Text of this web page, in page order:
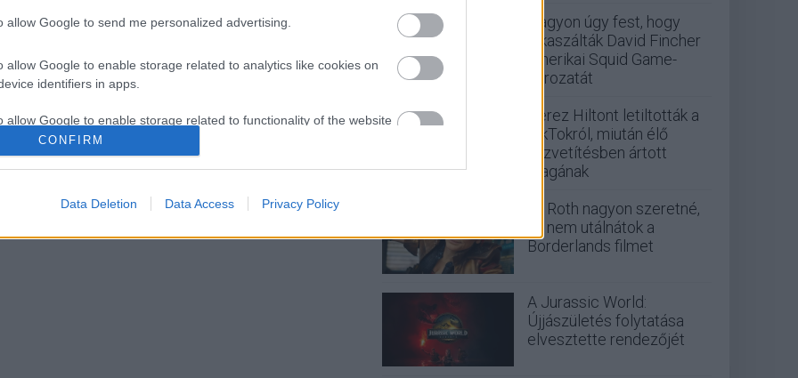
allow Google to send me personalized advertising.
allow Google to enable storage related to analytics like cookies on
identifiers in apps.
allow Google to enable storage related to functionality of the website
functionality and fraud prevention, and other user protection.
CONFIRM
Data Deletion Data Access Privacy Policy
Nagyon úgy fest, hogy
elkaszálták David Fincher
amerikai Squid Game-
sorozatát
Perez Hiltont letiltották a
TikTokról, miután élő
közvetítésben ártott
magának
Eli Roth nagyon szeretné,
ha nem utálnátok a
Borderlands filmet
A Jurassic World:
Újjászületés folytatása
elvesztette rendezőjét